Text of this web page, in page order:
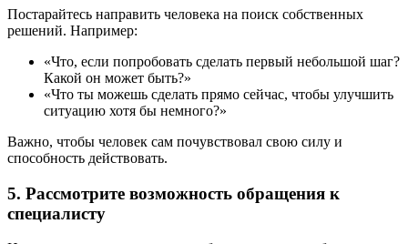
Постарайтесь направить человека на поиск собственных
решений. Например:
«Что, если попробовать сделать первый небольшой шаг?
Какой он может быть?»
«Что ты можешь сделать прямо сейчас, чтобы улучшить
ситуацию хотя бы немного?»
Важно, чтобы человек сам почувствовал свою силу и
способность действовать.
5. Рассмотрите возможность обращения к
специалисту